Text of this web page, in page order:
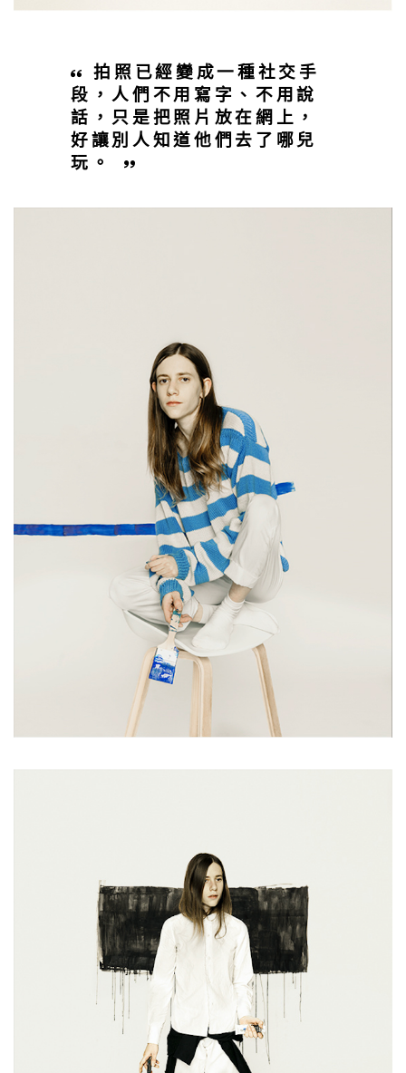
拍照已經變成一種社交手
段，人們不用寫字、不用說
話，只是把照片放在網上，
好讓別人知道他們去了哪兒
玩。